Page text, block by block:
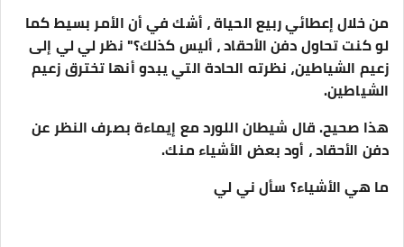
من خلال إعطائي ربيع الحياة ، أشك في أن الأمر بسيط كما
لو كنت تحاول دفن الأحقاد ، أليس كذلك؟" نظر لي لي إلى
زعيم الشياطين، نظرته الحادة التي يبدو أنها تخترق زعيم
الشياطين.
هذا صحيح. قال شيطان اللورد مع إيماءة بصرف النظر عن
دفن الأحقاد ، أود بعض الأشياء منك.
ما هي الأشياء؟ سأل ني لي